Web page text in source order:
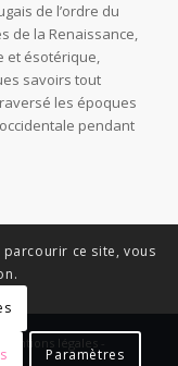
de l’ordre du
de la Renaissance,
et ésotérique,
savoirs tout
les époques
pendant
légales -
parcourir ce site, vous
Paramètres